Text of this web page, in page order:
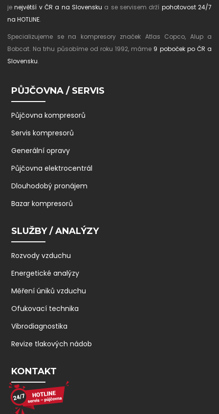
jenejvětší v ČR a na Slovensku a se servisem drží pohotovost 24/7
na HOTLINE.
Specializujeme se na kompresory značek Atlas Copco, Alup a
Bobcat. Na trhu působíme od roku 1992, máme 9 poboček po ČR a
Slovensku.
PŮJČOVNA / SERVIS
Půjčovna kompresorů
Servis kompresorů
Generální opravy
Půjčovna elektrocentrál
Dlouhodobý pronájem
Bazar kompresorů
SLUŽBY / ANALÝZY
Rozvody vzduchu
Energetické analýzy
Měření úniků vzduchu
Ofukovací technika
Vibrodiagnostika
Revize tlakových nádob
KONTAKT